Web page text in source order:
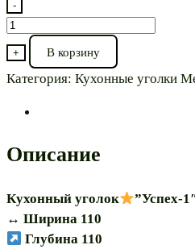
-
Количество
товара
Кухонный
уголок
110х110″
+ В корзину
Категория: Кухонные уголки
Описание
Кухонный уголок
”Успех-
↔️ Ширина 110
Глубина 110